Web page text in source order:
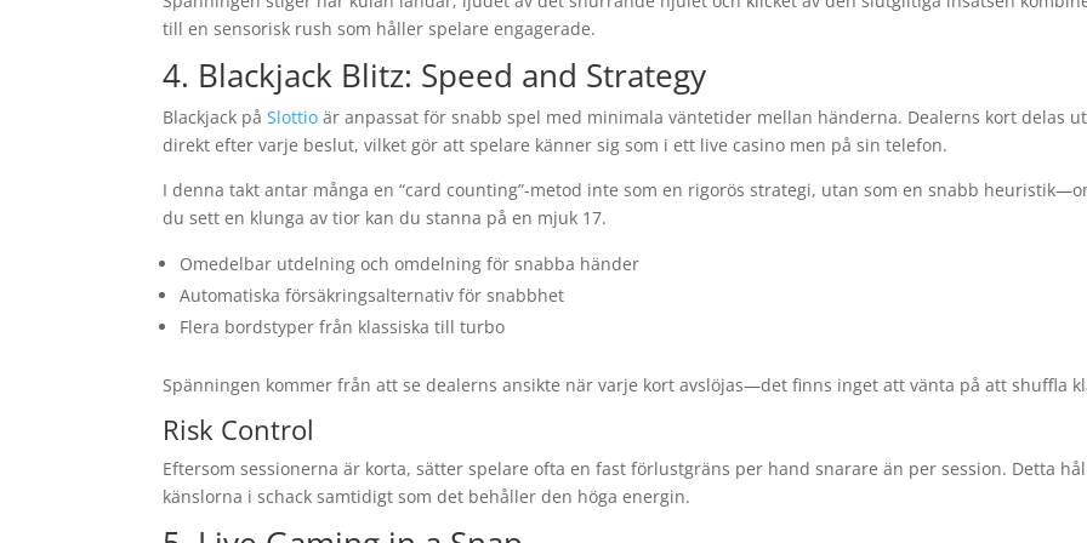
till en sensorisk rush som håller spelare engagerade.
4. Blackjack Blitz: Speed and Strategy
Blackjack påSlottio är anpassat för snabb spel med minimala väntetider mellan händerna. Dealerns kort delas ut
direkt efter varje beslut, vilket gör att spelare känner sig som i ett live casino men på sin telefon.
I denna takt antar många en “card counting”-metod inte som en rigorös strategi, utan som en snabb
du sett en klunga av tior kan du stanna på en mjuk 17.
Omedelbar utdelning och omdelning för snabba händer
Automatiska försäkringsalternativ för snabbhet
Flera bordstyper från klassiska till turbo
Spänningen kommer från att se dealerns ansikte när varje kort avslöjas—det finns inget att vänta på att shuffla
Risk Control
Eftersom sessionerna är korta, sätter spelare ofta en fast förlustgräns per hand snarare än per session. Detta
känslorna i schack samtidigt som det behåller den höga energin.